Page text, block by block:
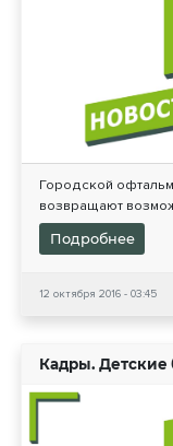
Городской
возвращают
Подробнее
12 октября 2016 - 03:45
Кадры. Детские